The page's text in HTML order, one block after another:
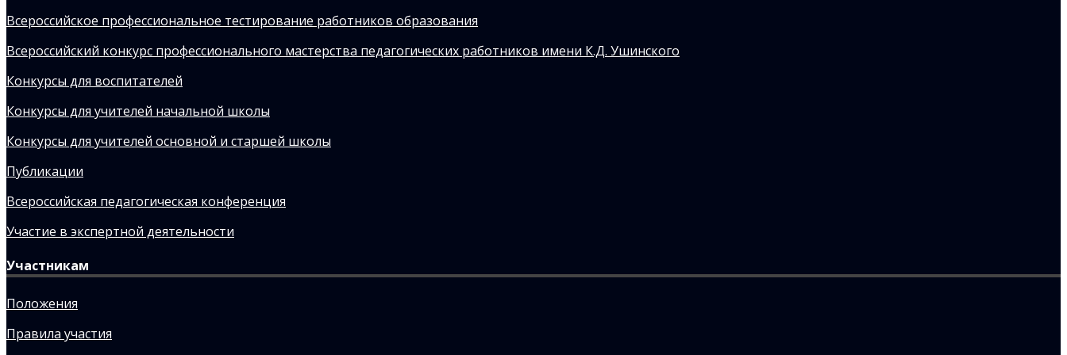
Всероссийское профессиональное тестирование работников образования
Всероссийский конкурс профессионального мастерства педагогических работников имени К.Д. Ушинского
Конкурсы для воспитателей
Конкурсы для учителей начальной школы
Конкурсы для учителей основной и старшей школы
Публикации
Всероссийская педагогическая конференция
Участие в экспертной деятельности
Участникам
Положения
Правила участия